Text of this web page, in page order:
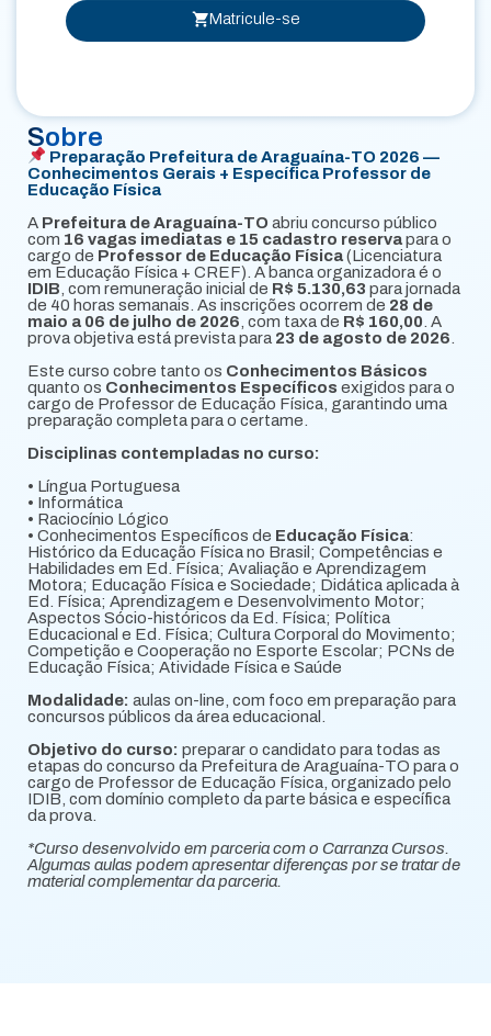
Sobre
Preparação Prefeitura de Araguaína-TO 2026 —
Conhecimentos Gerais + Específica Professor de
Educação Física
A Prefeitura de Araguaína-TO abriu concurso público
com 16 vagas imediatas e 15 cadastro reservapara o
cargo de Professor de Educação Física(Licenciatura
em Educação Física + CREF). A banca organizadora é o
IDIB , com remuneração inicial de R$ 5.130,63 para jornada
de 40 horas semanais. As inscrições ocorrem de 28 de
maio a 06 de julho de 2026 , com taxa de R$ 160,00 . A
prova objetiva está prevista para 23 de agosto de 2026
Este curso cobre tanto os Conhecimentos Básicos
quanto os Conhecimentos Específicos exigidos para o
cargo de Professor de Educação Física, garantindo uma
preparação completa para o certame.
Disciplinas contempladas no curso:
• Língua Portuguesa
• Informática
• Raciocínio Lógico
• Conhecimentos Específicos de Educação Física:
Histórico da Educação Física no Brasil; Competências e
Habilidades em Ed. Física; Avaliação e Aprendizagem
Motora; Educação Física e Sociedade; Didática aplicada à
Ed. Física; Aprendizagem e Desenvolvimento Motor;
Aspectos Sócio-históricos da Ed. Física; Política
Educacional e Ed. Física; Cultura Corporal do Movimento;
Competição e Cooperação no Esporte Escolar; PCNs de
Educação Física; Atividade Física e Saúde
Modalidade: aulas on-line, com foco em preparação para
concursos públicos da área educacional.
Objetivo do curso: preparar o candidato para todas as
etapas do concurso da Prefeitura de Araguaína-TO para o
cargo de Professor de Educação Física, organizado pelo
IDIB, com domínio completo da parte básica e específica
da prova.
*Curso desenvolvido em parceria com o Carranza Cursos.
Algumas aulas podem apresentar diferenças por se tratar de
material complementar da parceria.
Matricule-se